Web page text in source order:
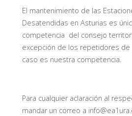
El mantenimiento de las
Desatendidas en Asturias es
competencia del consejo
excepción de los repetidores de
caso es nuestra competencia.
Para cualquier aclaración al
mandar un correo a